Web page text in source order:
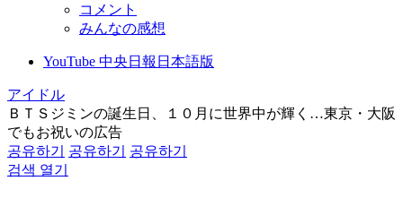
コメント
みんなの感想
YouTube 中央日報日本語版
アイドル
ＢＴＳジミンの誕生日、１０月に世界中が輝く…東京・大阪
でもお祝いの広告
공유하기
공유하기
공유하기
검색 열기